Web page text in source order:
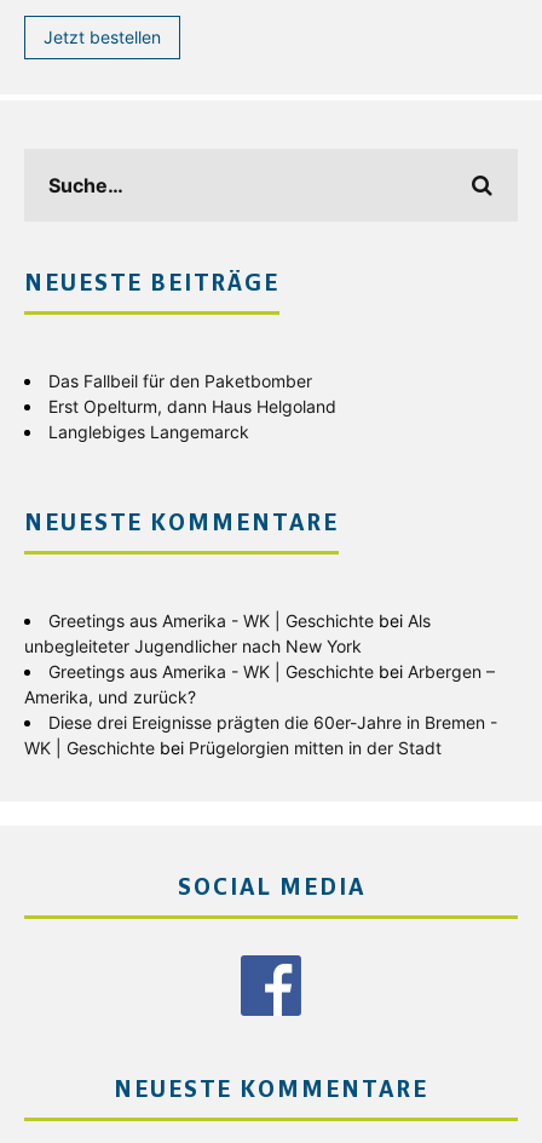
Jetzt bestellen
NEUESTE BEITRÄGE
Das Fallbeil für den Paketbomber
Erst Opelturm, dann Haus Helgoland
Langlebiges Langemarck
NEUESTE KOMMENTARE
Greetings aus Amerika - WK | Geschichte bei Als
unbegleiteter Jugendlicher nach New York
Greetings aus Amerika - WK | Geschichte bei Arbergen –
Amerika, und zurück?
Diese drei Ereignisse prägten die 60er-Jahre in Bremen -
WK | Geschichte bei Prügelorgien mitten in der Stadt
SOCIAL MEDIA
NEUESTE KOMMENTARE